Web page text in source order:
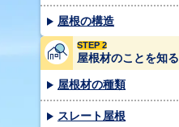
屋根の構造
STEP 2
屋根材のことを知る
屋根材の種類
スレート屋根